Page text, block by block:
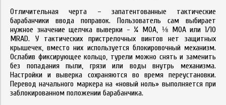
Отличительная черта – запатентованные тактические
барабанчики ввода поправок. Пользователь сам выбирает
нужное значение щелчка выверки - ¼ MOA, ⅛ МОА или 1/10
MRAD. У тактических пристрелочных винтов нет защитных
крышечек, вместо них используется блокировочный механизм.
Ослабив фиксирующее кольцо, турели можно снять и заменить
без попадания пыли, грязи или воды внутрь механизма.
Настройки и выверка сохраняются во время переустановки.
Перевод начального маркера на «новый ноль» выполняется при
заблокированном положении барабанчика.